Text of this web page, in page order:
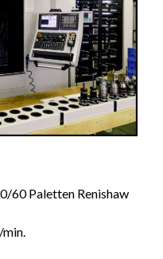
60 Paletten Renishaw